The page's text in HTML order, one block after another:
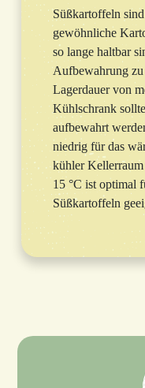
Süßkartoffeln
gewöhnliche
so lange haltbar
Aufbewahrung
Lagerdauer von
Kühlschrank
aufbewahrt
niedrig für das
kühler
15 °C ist optimal
Süßkartoffeln